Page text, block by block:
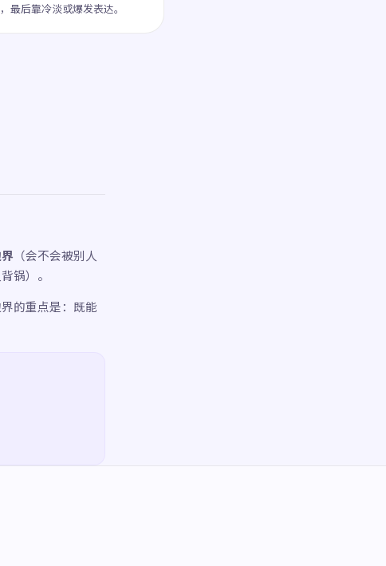
最后靠冷淡或爆发表达。
（会不会被别人
锅）。
的重点是：既能